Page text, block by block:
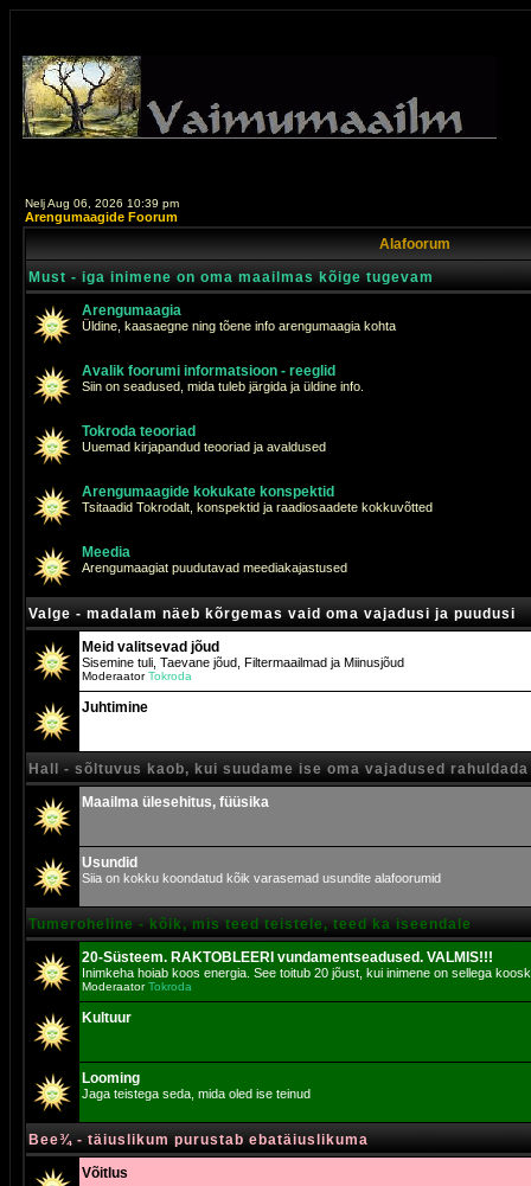
Nelj Aug 06, 2026 10:39 pm
Arengumaagide Foorum
Alafoorum
Must - iga inimene on oma maailmas kõige tugevam
Arengumaagia
Üldine, kaasaegne ning tõene info arengumaagia kohta
Avalik foorumi informatsioon - reeglid
Siin on seadused, mida tuleb järgida ja üldine info.
Tokroda teooriad
Uuemad kirjapandud teooriad ja avaldused
Arengumaagide kokukate konspektid
Tsitaadid Tokrodalt, konspektid ja raadiosaadete kokkuvõtted
Meedia
Arengumaagiat puudutavad meediakajastused
Valge - madalam näeb kõrgemas vaid oma vajadusi ja puudusi
Meid valitsevad jõud
Sisemine tuli, Taevane jõud, Filtermaailmad ja Miinusjõud
ModeraatorTokroda
Juhtimine
Hall - sõltuvus kaob, kui suudame ise oma vajadused rahuldada
Maailma ülesehitus, füüsika
Usundid
Siia on kokku koondatud kõik varasemad usundite alafoorumid
Tumeroheline - kõik, mis teed teistele, teed ka iseendale
20-Süsteem. RAKTOBLEERI vundamentseadused. VALMIS!!!
Inimkeha hoiab koos energia. See toitub 20 jõust, kui inimene on sellega
ModeraatorTokroda
Kultuur
Looming
Jaga teistega seda, mida oled ise teinud
Bee¾ - täiuslikum purustab ebatäiuslikuma
Võitlus